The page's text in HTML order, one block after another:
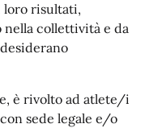
loro risultati,
collettività e da
è rivolto ad atlete/i
sede legale e/o